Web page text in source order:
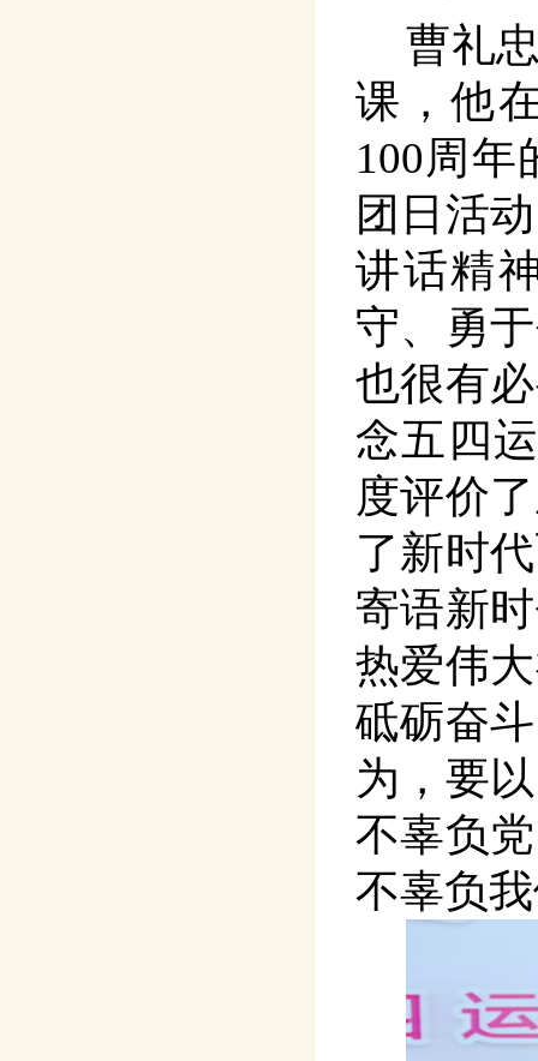
曹礼
课，他
100周年
团日活
讲话精
守、勇
也很有
念五四
度评价
了新时
寄语新
热爱伟
砥砺奋
为，要
不辜负
不辜负